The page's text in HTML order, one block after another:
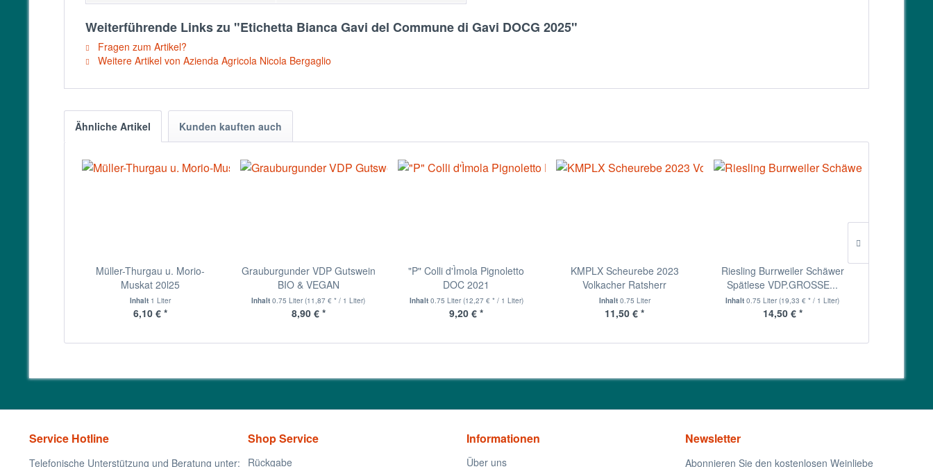
Weiterführende Links zu "Etichetta Bianca Gavi del Commune di Gavi DOCG 2025"
Fragen zum Artikel?
Weitere Artikel von Azienda Agricola Nicola Bergaglio
Ähnliche Artikel Kunden kauften auch
Müller-Thurgau u. Morio-
Muskat 20l25
Inhalt 1 Liter
6,10 € *
Grauburgunder VDP Gutswein
BIO & VEGAN
Inhalt0.75 Liter(11,87 € * / 1 Liter)
8,90 € *
"P" Colli d'Ìmola Pignoletto
DOC 2021
Inhalt 0.75 Liter(12,27 € * / 1 Liter)
9,20 € *
KMPLX Scheurebe 2023
Volkacher Ratsherr
Inhalt 0.75 Liter
11,50 € *
Riesling Burrweiler Schäwer
Spätlese VDP.GROSSE...
Inhalt0.75 Liter(19,33 € * / 1 Liter)
14,50 € *
Service Hotline
Telefonische Unterstützung und Beratung unter:
Shop Service
Rückgabe
Informationen
Über uns
Newsletter
Abonnieren Sie den kostenlosen Weinliebe